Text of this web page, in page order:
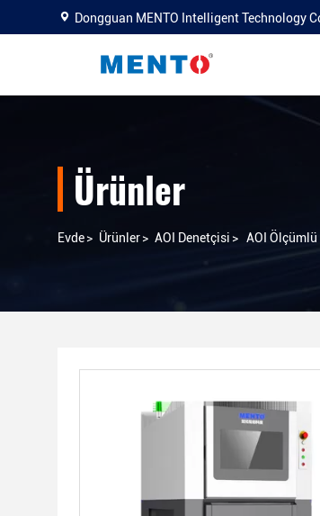
Dongguan MENTO Intelligent Technology
Ürünler
Evde> Ürünler> AOI Denetçisi > AOI Ölçümlü